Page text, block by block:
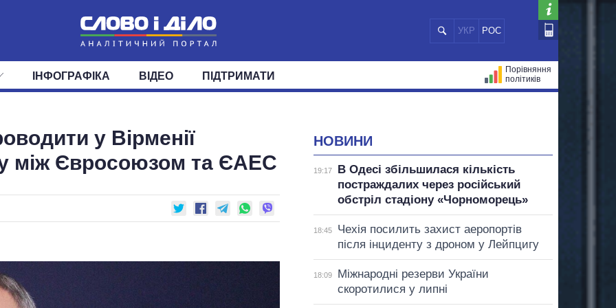
УКР РОС
ПОЛІТИКА ЕКОНОМІКА СУСПІЛЬСТВО
ДЕПУТАТИ КОМІТЕТИ ФРАКЦІЇ
ІНФОГРАФІКА ВІДЕО ПІДТРИМАТИ
Порівняння
політиків
у Вірменії
між Євросоюзом та ЄАЕС
НОВИНИ
19:17
В Одесі збільшилася кількість
постраждалих через російський
обстріл стадіону «Чорноморець»
18:45
Чехія посилить захист аеропортів
після інциденту з дроном у Лейпцигу
18:09
Міжнародні резерви України
скоротилися у липні